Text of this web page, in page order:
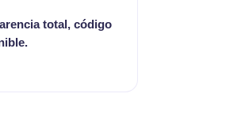
total, código